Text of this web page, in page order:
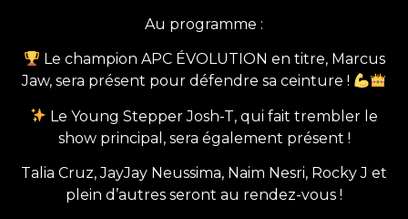
Au programme :
Le champion APC ÉVOLUTION en titre, Marcus
Jaw, sera présent pour défendre sa ceinture !
Le Young Stepper Josh-T, qui fait trembler le
show principal, sera également présent !
Talia Cruz, JayJay Neussima, Naim Nesri, Rocky J et
plein d’autres seront au rendez-vous !